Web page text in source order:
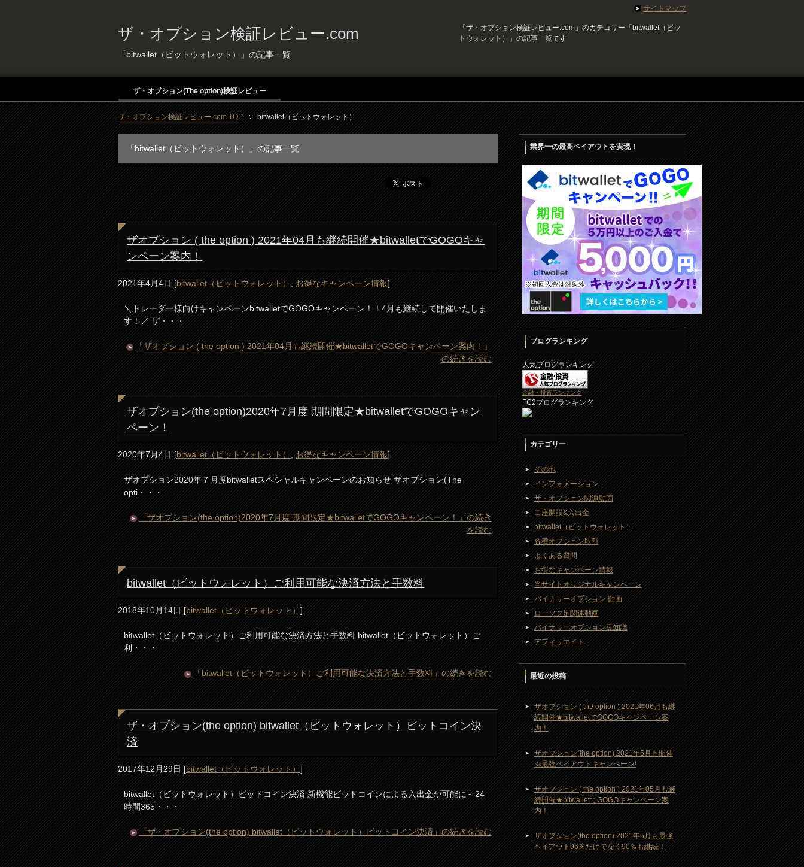
ザ・オプション検証レビュー.com
「bitwallet（ビットウォレット）」の記事一覧
「ザ・オプション検証レビュー.com」のカテゴリー「bitwallet（ビッ
トウォレット）」の記事一覧です
ザ・オプション(The option)検証レビュー
ザ・オプション検証レビュー.com TOP bitwallet（ビットウォレット）
「bitwallet（ビットウォレット）」の記事一覧
ザオプション ( the option ) 2021年04月も継続開催★bitwalletでGOGOキャ
ンペーン案内！
2021年4月4日[bitwallet（ビットウォレット）,お得なキャンペーン情報]
＼トレーダー様向けキャンペーンbitwalletでGOGOキャンペーン！！4月も継続して開催いたしま
す！／ ザ・・・
「ザオプション ( the option ) 2021年04月も継続開催★bitwalletでGOGOキャンペーン案内！」
の続きを読む
ザオプション(the option)2020年7月度 期間限定★bitwalletでGOGOキャン
ペーン！
2020年7月4日[bitwallet（ビットウォレット）,お得なキャンペーン情報]
ザオプション2020年７月度bitwalletスペシャルキャンペーンのお知らせ ザオプション(The
opti・・・
「ザオプション(the option)2020年7月度 期間限定★bitwalletでGOGOキャンペーン！」の続き
を読む
bitwallet（ビットウォレット）ご利用可能な決済方法と手数料
2018年10月14日[bitwallet（ビットウォレット）]
bitwallet（ビットウォレット）ご利用可能な決済方法と手数料 bitwallet（ビットウォレット）ご
利・・・
「bitwallet（ビットウォレット）ご利用可能な決済方法と手数料」の続きを読む
ザ・オプション(the option) bitwallet（ビットウォレット）ビットコイン決
済
2017年12月29日[bitwallet（ビットウォレット）]
bitwallet（ビットウォレット）ビットコイン決済 新機能ビットコインによる入出金が可能に～24
時間365・・・
「ザ・オプション(the option) bitwallet（ビットウォレット）ビットコイン決済」の続きを読む
業界一の最高ペイアウトを実現！
ブログランキング
人気ブログランキング
金融・投資ランキング
FC2ブログランキング
カテゴリー
その他
インフォメーション
ザ・オプション関連動画
口座開設&入出金
bitwallet（ビットウォレット）
各種オプション取引
よくある質問
お得なキャンペーン情報
当サイトオリジナルキャンペーン
バイナリーオプション 動画
ローソク足関連動画
バイナリーオプション豆知識
アフィリエイト
最近の投稿
ザオプション ( the option ) 2021年06月も継
続開催★bitwalletでGOGOキャンペーン案
内！
ザオプション(the option) 2021年6月も開催
☆最強ペイアウトキャンペーン!
ザオプション ( the option ) 2021年05月も継
続開催★bitwalletでGOGOキャンペーン案
内！
ザオプション(the option) 2021年5月も最強
ペイアウト96％だけでなく90％も継続！
サイトマップ